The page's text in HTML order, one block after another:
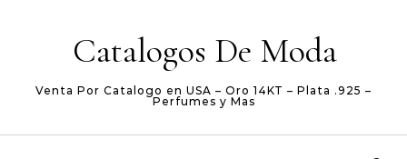
Catalogos De Moda
Venta Por Catalogo en USA – Oro 14KT – Plata .925 –
Perfumes y Mas